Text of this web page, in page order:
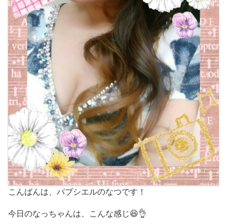
こんばんは、パブシエルのなつです！
今日のなっちゃんは、こんな感じ😆👌